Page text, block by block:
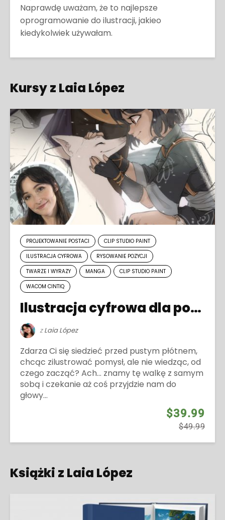
Naprawdę uważam, że to najlepsze
oprogramowanie do ilustracji, jakieo
kiedykolwiek używałam.
Kursy z Laia López
PROJEKTOWANIE POSTACI
CLIP STUDIO PAINT
ILUSTRACJA CYFROWA
RYSOWANIE POZYCJI
TWARZE I WYRAZY
MANGA
CLIP STUDIO PAINT
WACOM CINTIQ
Ilustracja cyfrowa dla początkujących
zLaia López
Zdarza Ci się siedzieć przed pustym płótnem,
chcąc zilustrować pomysł, ale nie wiedząc, od
czego zacząć? Ach… znamy tę walkę z samym
sobą i czekanie aż coś przyjdzie nam do
głowy...
$39.99
$49.99
Książki z Laia López